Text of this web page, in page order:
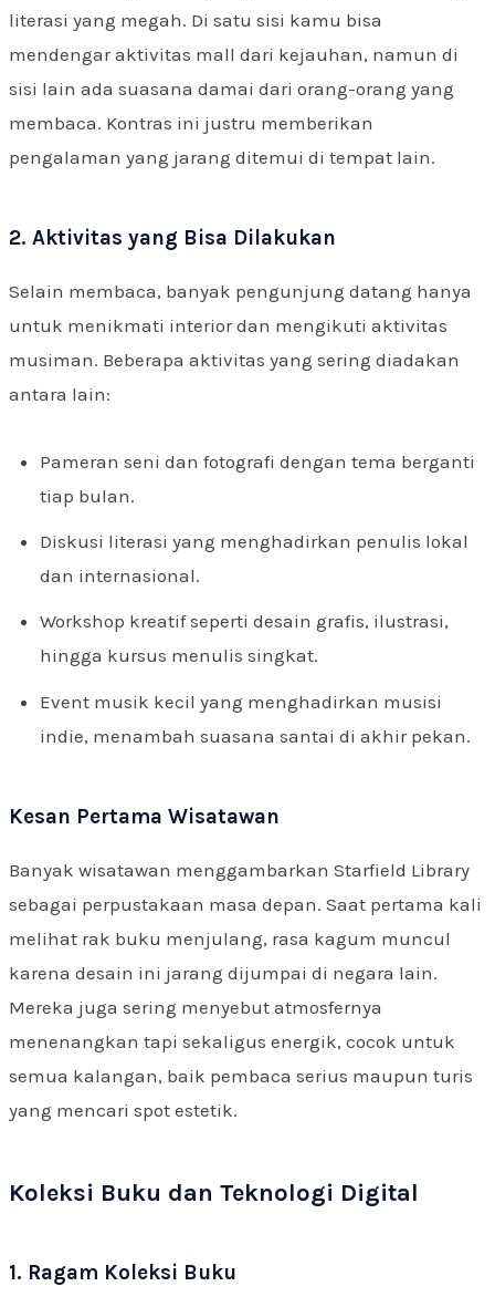
literasi yang megah. Di satu sisi kamu bisa
mendengar aktivitas mall dari kejauhan, namun di
sisi lain ada suasana damai dari orang-orang yang
membaca. Kontras ini justru memberikan
pengalaman yang jarang ditemui di tempat lain.
2. Aktivitas yang Bisa Dilakukan
Selain membaca, banyak pengunjung datang hanya
untuk menikmati interior dan mengikuti aktivitas
musiman. Beberapa aktivitas yang sering diadakan
antara lain:
Pameran seni dan fotografi dengan tema berganti
tiap bulan.
Diskusi literasi yang menghadirkan penulis lokal
dan internasional.
Workshop kreatif seperti desain grafis, ilustrasi,
hingga kursus menulis singkat.
Event musik kecil yang menghadirkan musisi
indie, menambah suasana santai di akhir pekan.
Kesan Pertama Wisatawan
Banyak wisatawan menggambarkan Starfield Library
sebagai perpustakaan masa depan. Saat pertama kali
melihat rak buku menjulang, rasa kagum muncul
karena desain ini jarang dijumpai di negara lain.
Mereka juga sering menyebut atmosfernya
menenangkan tapi sekaligus energik, cocok untuk
semua kalangan, baik pembaca serius maupun turis
yang mencari spot estetik.
Koleksi Buku dan Teknologi Digital
1. Ragam Koleksi Buku